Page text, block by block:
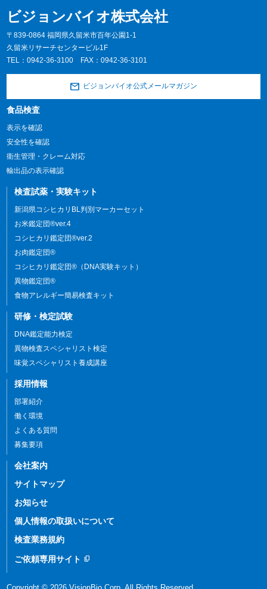
ビジョンバイオ株式会社
〒839-0864 福岡県久留米市百年公園1-1
久留米リサーチセンタービル1F
TEL：0942-36-3100 FAX：0942-36-3101
ビジョンバイオ公式メールマガジン
食品検査
表示を確認
安全性を確認
衛生管理・クレーム対応
輸出品の表示確認
検査試薬・実験キット
新潟県コシヒカリBL判別マーカーセット
お米鑑定団®ver.4
コシヒカリ鑑定団®ver.2
お肉鑑定団®
コシヒカリ鑑定団®（DNA実験キット）
異物鑑定団®
食物アレルギー簡易検査キット
研修・検定試験
DNA鑑定能力検定
異物検査スペシャリスト検定
味覚スペシャリスト養成講座
採用情報
部署紹介
働く環境
よくある質問
募集要項
会社案内
サイトマップ
お知らせ
個人情報の取扱いについて
検査業務規約
ご依頼専用サイト content_copy